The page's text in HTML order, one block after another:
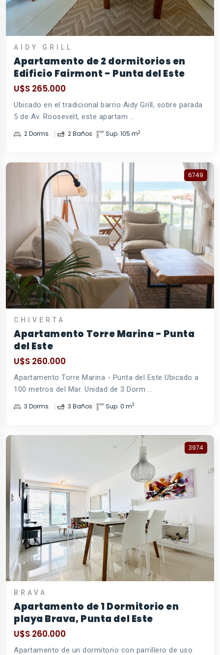
AIDY GRILL
Apartamento de 2 dormitorios en
Edificio Fairmont - Punta del Este
U$S 265.000
Ubicado en el tradicional barrio Aidy Grill, sobre parada
5 de Av. Roosevelt, este apartam ...
2 Dorms. 2 Baños Sup. 105 m2
6749
CHIVERTA
Apartamento Torre Marina - Punta
del Este
U$S 260.000
Apartamento Torre Marina - Punta del Este Ubicado a
100 metros del Mar. Unidad de 3 Dorm ...
3 Dorms. 3 Baños Sup. 0 m2
3974
BRAVA
Apartamento de 1 Dormitorio en
playa Brava, Punta del Este
U$S 260.000
Apartamento de un dormitorio con parrillero de uso